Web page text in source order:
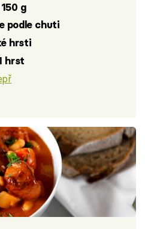
150 g
podle chuti
hrsti
hrst